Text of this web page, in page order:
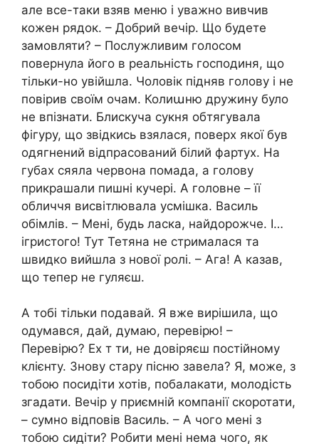
але все-таки взяв меню і уважно вивчив
кожен рядок. – Добрий вечір. Що будете
замовляти? – Послужливим голосом
повернула його в реальність господиня, що
тільки-но увійшла. Чоловік підняв голову і не
повірив своїм очам. Колиաню дружину було
не впізнати. Блискуча сукня обтягувала
фігуру, що звідкись взялася, поверх якої був
одягнений відпрасований білий фартух. На
губах сяяла червона помада, а голову
прикрашали пишні кучері. А головне – її
обличчя висвітлювала усмішка. Василь
обімлів. – Мені, будь ласка, найдорожче. І…
ігристого! Тут Тетяна не стрималася та
швидко вийшла з нової ролі. – Ага! А казав,
що тепер не гуляєш.
А тобі тільки подавай. Я вже вирішила, що
одумався, дай, думаю, перевірю! –
Перевірю? Ех т ти, не довіряєш постійному
клієнту. Знову стару пісню завела? Я, може, з
тобою посидіти хотів, побалакати, молодість
згадати. Вечір у приємній компанії скоротати,
– сумно відповів Василь. – А чого мені з
тобою сидіти? Робити мені нема чого, як